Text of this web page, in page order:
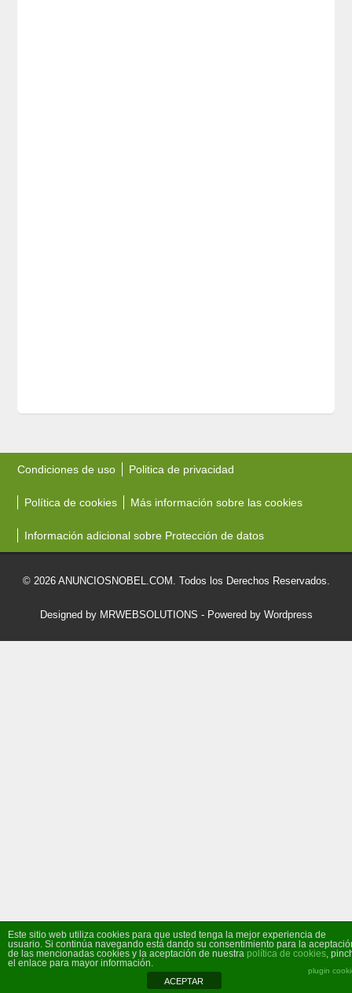
Condiciones de uso Politica de privacidad
Política de cookies Más información sobre las cookies
Información adicional sobre Protección de datos
© 2026 ANUNCIOSNOBEL.COM. Todos los Derechos Reservados.
Designed by MRWEBSOLUTIONS - Powered by Wordpress
Este sitio web utiliza cookies para que usted tenga la mejor experiencia de
usuario. Si continúa navegando está dando su consentimiento para la
de las mencionadas cookies y la aceptación de nuestra política de cookies,
el enlace para mayor información.
plugin
ACEPTAR